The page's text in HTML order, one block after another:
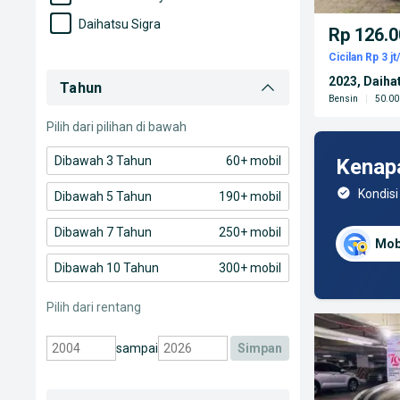
Daihatsu Sigra
Daihatsu Terios
Tahun
Pilih dari pilihan di bawah
Dibawah 3 Tahun 60+ mobil
Dibawah 5 Tahun 190+ mobil
Dibawah 7 Tahun 250+ mobil
Dibawah 10 Tahun 300+ mobil
Pilih dari rentang
sampai simpan
Rp
Cicilan Rp 3
2023,
Bensin